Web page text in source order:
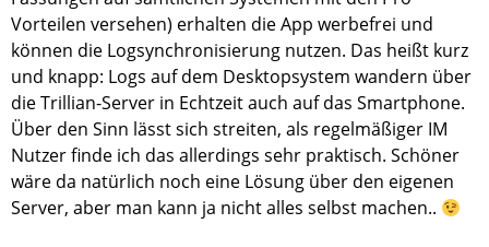
Vorteilen versehen) erhalten die App werbefrei und
können die Logsynchronisierung nutzen. Das heißt kurz
und knapp: Logs auf dem Desktopsystem wandern über
die Trillian-Server in Echtzeit auch auf das Smartphone.
Über den Sinn lässt sich streiten, als regelmäßiger IM
Nutzer finde ich das allerdings sehr praktisch. Schöner
wäre da natürlich noch eine Lösung über den eigenen
Server, aber man kann ja nicht alles selbst machen..